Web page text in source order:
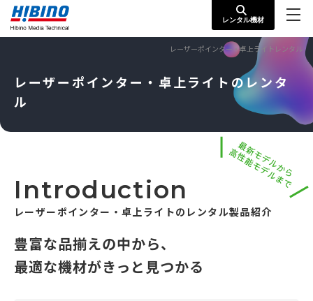
レンタル機材
レーザーポインター・卓上ライトレンタル
レーザーポインター・卓上ライトのレンタ
ル
最新モデルから
高性能モデルまで
Introduction
レーザーポインター・卓上ライトのレンタル製品紹介
豊富な品揃えの中から、
最適な機材がきっと見つかる